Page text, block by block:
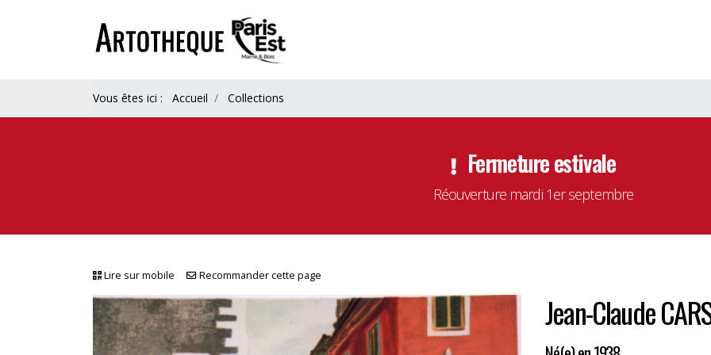
Vous êtes ici : Accueil Collections
Fermeture estivale
Réouverture mardi 1er septembre
Lire sur mobile Recommander cette page
Jean-Claude